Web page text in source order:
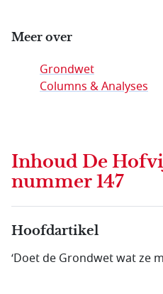
Meer over
Grondwet
Columns & Analyses
Inhoud De
nummer 147
Hoofdartikel
‘Doet de Grondwet wat ze